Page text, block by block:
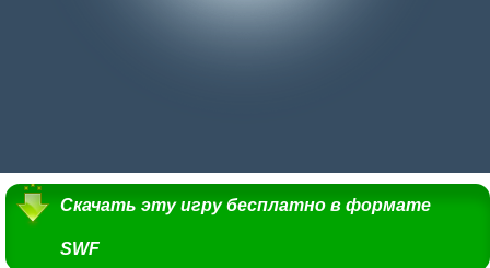
Скачать эту игру бесплатно в формате
SWF